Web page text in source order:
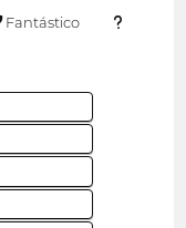
Fantástico